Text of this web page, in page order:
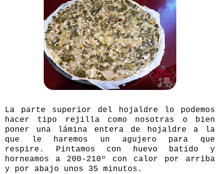
La parte superior del hojaldre lo podemos
hacer tipo rejilla como nosotras o bien
poner una lámina entera de hojaldre a la
que le haremos un agujero para que
respire. Pintamos con huevo batido y
horneamos a 200-210º con calor por arriba
y por abajo unos 35 minutos.